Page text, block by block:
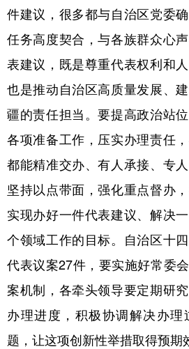
四川 贵州
新疆 内蒙古
多语种频道
English Español
Русский язык
Deutsch Português
件建议，很多都与自治区党委
任务高度契合，与各族群众心
表建议，既是尊重代表权利和
也是推动自治区高质量发展、
疆的责任担当。要提高政治站
各项准备工作，压实办理责任
都能精准交办、有人承接、专
坚持以点带面，强化重点督办
实现办好一件代表建议、解决
个领域工作的目标。自治区十
代表议案27件，要实施好常委
案机制，各牵头领导要定期研
办理进度，积极协调解决办
题，让这项创新性举措取得预期